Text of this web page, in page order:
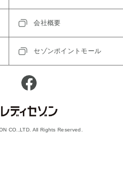
会社概要
セゾンポイントモール
CO.,LTD. All Rights Reserved.